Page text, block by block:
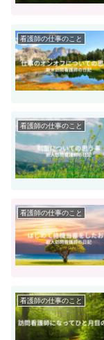
看護師の仕事のこと
看護師の仕事のこと
看護師の仕事のこと
看護師の仕事のこと